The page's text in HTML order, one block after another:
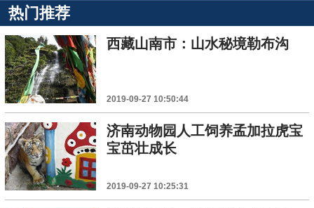
热门推荐
西藏山南市：山水秘境勒布沟
2019-09-27 10:50:44
济南动物园人工饲养孟加拉虎宝
宝茁壮成长
2019-09-27 10:25:31